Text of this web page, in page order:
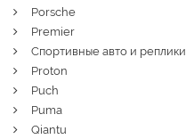
Porsche
Premier
Спортивные авто и реплики
Proton
Puch
Puma
Qiantu